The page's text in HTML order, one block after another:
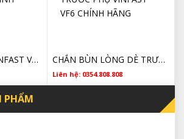
NGỖNG MAY Ơ VINFAST VF6 CHÍNH HÃNG CHẮN BÙN LÒNG DÈ TRƯỚC PHỤ VINFAST VF6 CHÍNH HÃNG
Liên hệ: 0354.808.808
PHẨM